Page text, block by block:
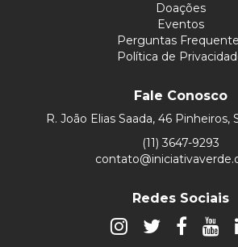
Doações
Eventos
Perguntas
Política de
Fale Conosco
R. João Elias Saada, 46 Pinheiros,
(11) 3647-9293
Redes Sociais